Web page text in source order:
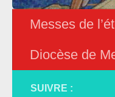
Messes de
Diocèse de
SUIVRE :